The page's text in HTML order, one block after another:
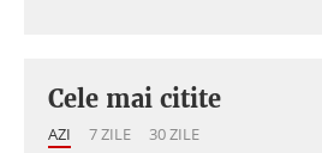
Cele mai citite
AZI 7 ZILE 30 ZILE